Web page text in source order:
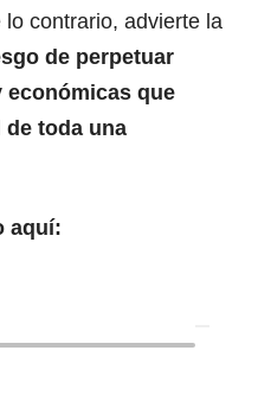
contrario, advierte la
de perpetuar
económicas que
toda una
aquí: